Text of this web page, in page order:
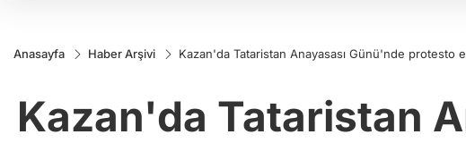
Anasayfa Haber Arşivi Kazan'da Tataristan Anayasası Günü'nde protesto
Kazan'da Tataristan